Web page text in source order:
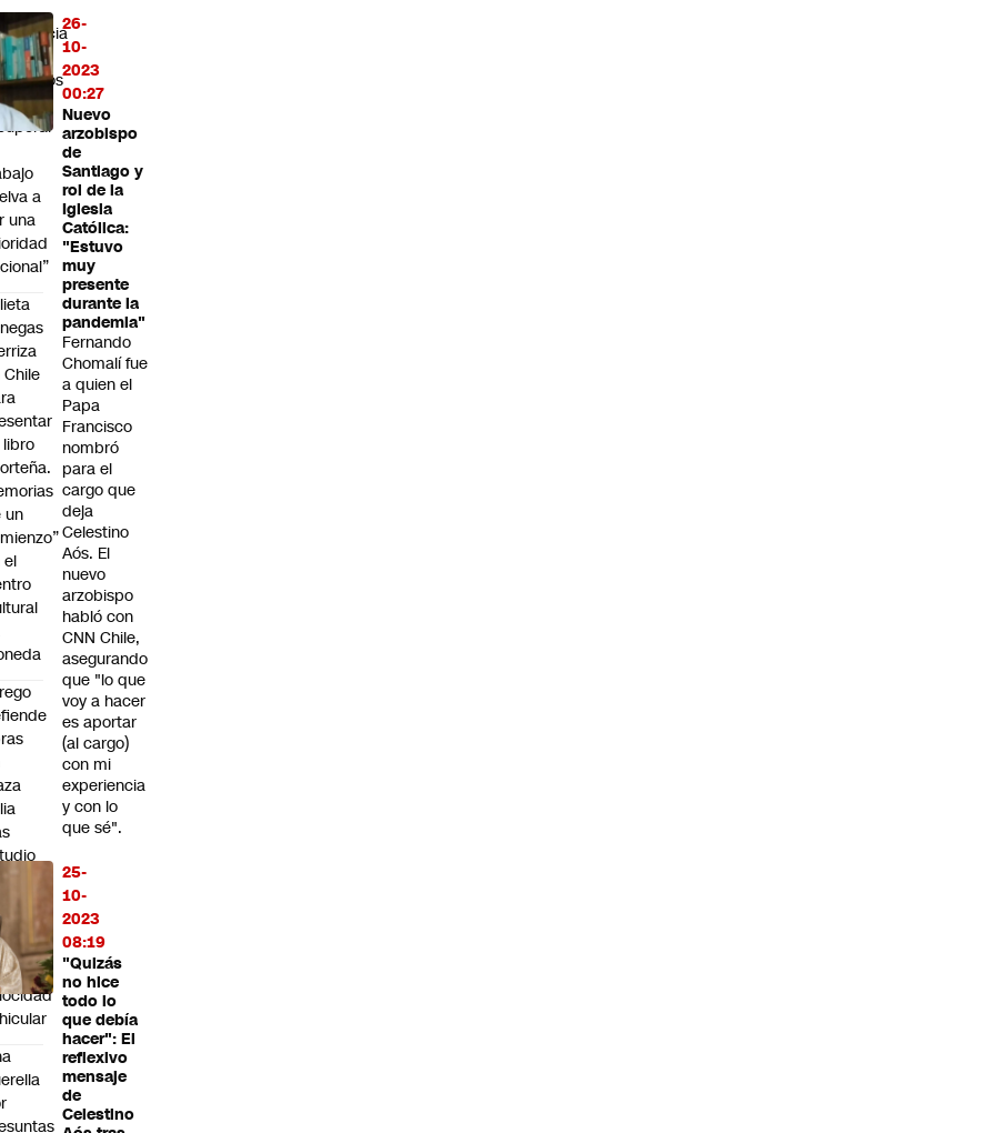
26-
10-
2023
00:27
Nuevo
arzobispo
de
Santiago y
rol de la
Iglesia
Católica:
"Estuvo
muy
presente
durante la
pandemia"
Fernando
Chomalí fue
a quien el
Papa
Francisco
nombró
para el
cargo que
deja
Celestino
Aós. El
nuevo
arzobispo
habló con
CNN Chile,
asegurando
que "lo que
voy a hacer
es aportar
(al cargo)
con mi
experiencia
y con lo
que sé".
25-
10-
2023
08:19
"Quizás
no hice
todo lo
que debía
hacer": El
reflexivo
mensaje
de
Celestino
a
una
Chile
libro
un
el
67%